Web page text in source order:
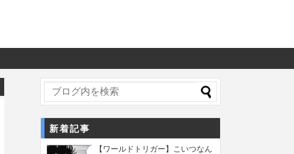
新着記事
【ワールドトリガー】こいつなん